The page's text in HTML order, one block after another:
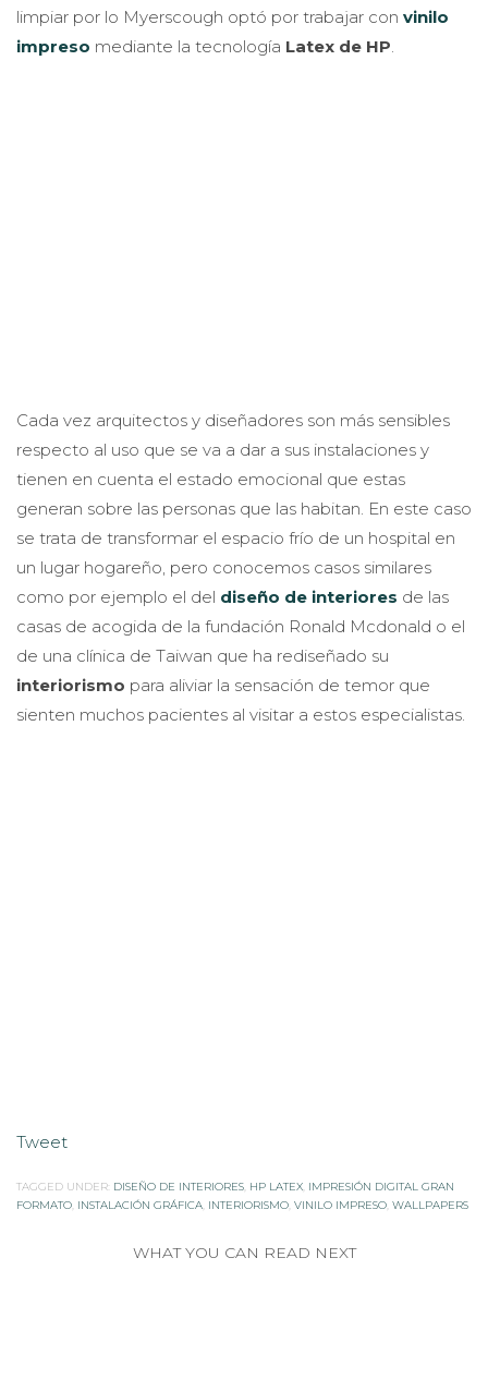
limpiar por lo Myerscough optó por trabajar con vinilo
impreso mediante la tecnología Latex de HP.
Cada vez arquitectos y diseñadores son más sensibles
respecto al uso que se va a dar a sus instalaciones y
tienen en cuenta el estado emocional que estas
generan sobre las personas que las habitan. En este caso
se trata de transformar el espacio frío de un hospital en
un lugar hogareño, pero conocemos casos similares
como por ejemplo el del diseño de interiores de las
casas de acogida de la fundación Ronald Mcdonald o el
de una clínica de Taiwan que ha rediseñado su
interiorismo para aliviar la sensación de temor que
sienten muchos pacientes al visitar a estos especialistas.
Tweet
TAGGED UNDER: DISEÑO DE INTERIORES HP LATEX, IMPRESIÓN DIGITAL GRAN
FORMATO INSTALACIÓN GRÁFICA INTERIORISMO VINILO IMPRESO WALLPAPERS
WHAT YOU CAN READ NEXT